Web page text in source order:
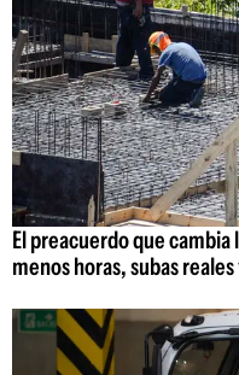
El preacuerdo que
menos horas, subas